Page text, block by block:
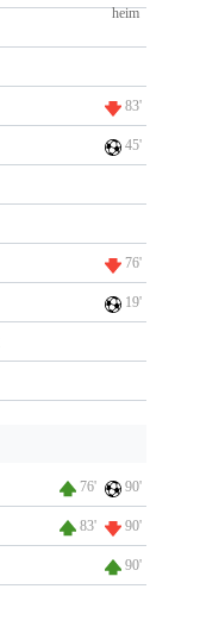
83'
45'
76'
19'
76' 90'
83' 90'
90'